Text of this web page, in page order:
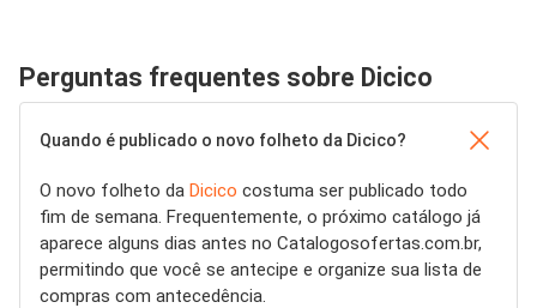
Perguntas frequentes sobre Dicico
Quando é publicado o novo folheto da Dicico?
O novo folheto da Dicico costuma ser publicado todo
fim de semana. Frequentemente, o próximo catálogo já
aparece alguns dias antes no Catalogosofertas.com.br,
permitindo que você se antecipe e organize sua lista de
compras com antecedência.